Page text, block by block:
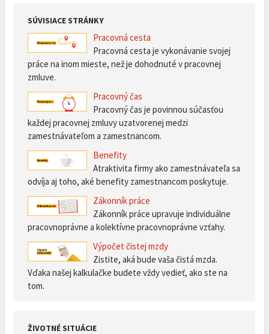
SÚVISIACE STRÁNKY
Pracovná cesta
Pracovná cesta je vykonávanie svojej
práce na inom mieste, než je dohodnuté v pracovnej
zmluve.
Pracovný čas
Pracovný čas je povinnou súčasťou
každej pracovnej zmluvy uzatvorenej medzi
zamestnávateľom a zamestnancom.
Benefity
Atraktivita firmy ako zamestnávateľa sa
odvíja aj toho, aké benefity zamestnancom poskytuje.
Zákonník práce
Zákonník práce upravuje individuálne
pracovnoprávne a kolektívne pracovnoprávne vzťahy.
Výpočet čistej mzdy
Zistite, aká bude vaša čistá mzda.
Vďaka našej kalkulačke budete vždy vedieť, ako ste na
tom.
ŽIVOTNÉ SITUÁCIE